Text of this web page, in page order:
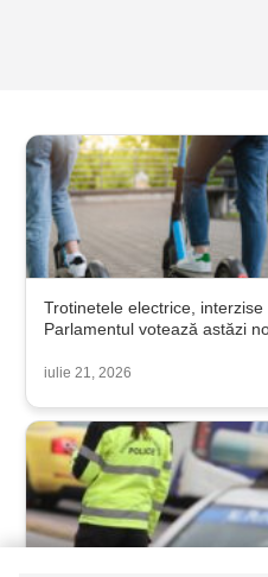
Trotinetele electrice,
Parlamentul votează astăzi
iulie 21, 2026